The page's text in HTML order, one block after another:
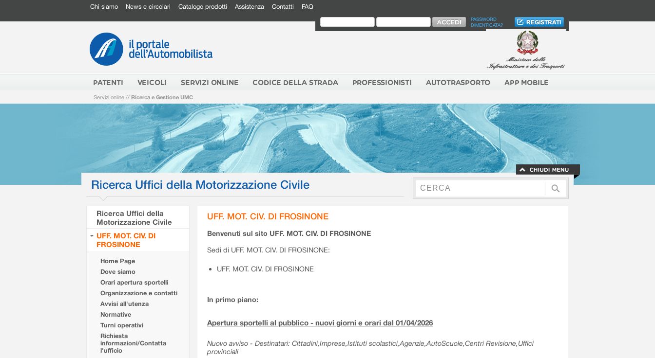
Chi siamo News e circolari Catalogo prodotti Assistenza Contatti FAQ
PASSWORD
DIMENTICATA?
PATENTI VEICOLI SERVIZI ONLINE CODICE DELLA STRADA PROFESSIONISTI AUTOTRASPORTO APP MOBILE
Servizi online // Ricerca e Gestione UMC
Ricerca Uffici della Motorizzazione Civile
Ricerca Uffici della
Motorizzazione Civile
UFF. MOT. CIV. DI
FROSINONE
Home Page
Dove siamo
Orari apertura sportelli
Organizzazione e contatti
Avvisi all'utenza
Normative
Turni operativi
Richiesta
informazioni/Contatta
l'ufficio
UFF. MOT. CIV. DI FROSINONE
Benvenuti sul sito UFF. MOT. CIV. DI FROSINONE
Sedi di UFF. MOT. CIV. DI FROSINONE:
UFF. MOT. CIV. DI FROSINONE
In primo piano:
Apertura sportelli al pubblico - nuovi giorni e orari dal 01/04/2026
Nuovo avviso - Destinatari: Cittadini,Imprese,Istituti scolastici,Agenzie,AutoScuole,Centri Revisione,Uffici
provinciali